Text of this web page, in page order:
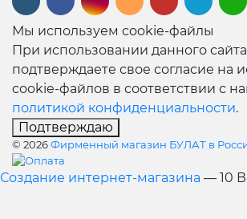
Мы используем cookie-файлы
При использовании данного
подтверждаете свое согласие на
cookie-файлов в соответствии с
политикой конфиденциальности.
Подтверждаю
© 2026Фирменный магазин БУЛАТ в
Создание интернет-магазина — 10